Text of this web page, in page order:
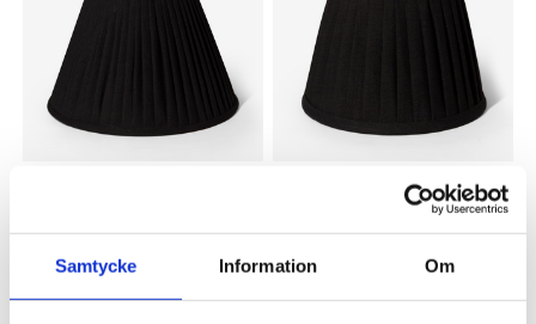
Samtycke Information Om
899 kr
OSCAR & CLOTHILDE
Lampskärm plisserad 20,5 cm
599 kr